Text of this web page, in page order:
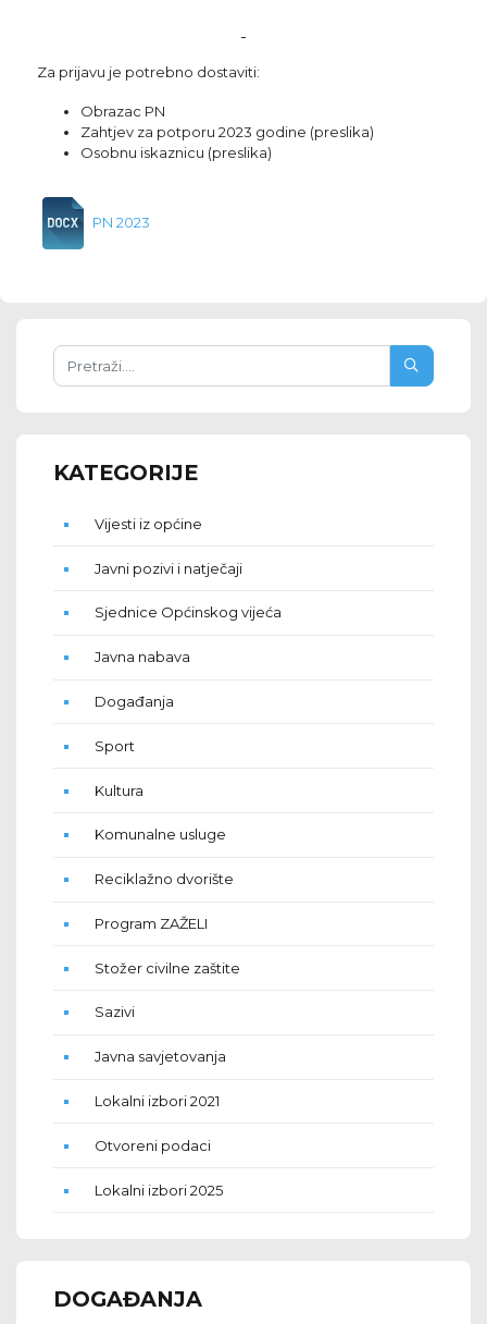
Za prijavu je potrebno dostaviti:
Obrazac PN
Zahtjev za potporu 2023 godine (preslika)
Osobnu iskaznicu (preslika)
PN 2023
KATEGORIJE
Vijesti iz općine
Javni pozivi i natječaji
Sjednice Općinskog vijeća
Javna nabava
Događanja
Sport
Kultura
Komunalne usluge
Reciklažno dvorište
Program ZAŽELI
Stožer civilne zaštite
Sazivi
Javna savjetovanja
Lokalni izbori 2021
Otvoreni podaci
Lokalni izbori 2025
DOGAĐANJA